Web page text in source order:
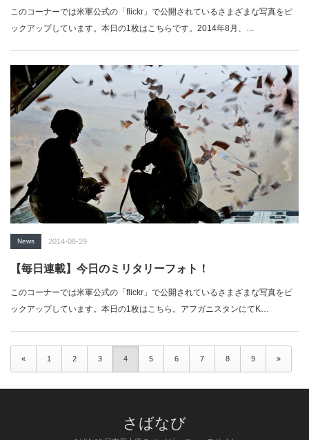
このコーナーでは米軍公式の「flickr」で公開されているさまざまな写真をピ
ックアップしています。本日の1枚はこちらです。2014年8月、…
News 2014-08-29
【毎日連載】今日のミリタリーフォト！
このコーナーでは米軍公式の「flickr」で公開されているさまざまな写真をピ
ックアップしています。本日の1枚はこちら。アフガニスタンにてK…
« 1 2 3 4 5 6 7 8 9 »